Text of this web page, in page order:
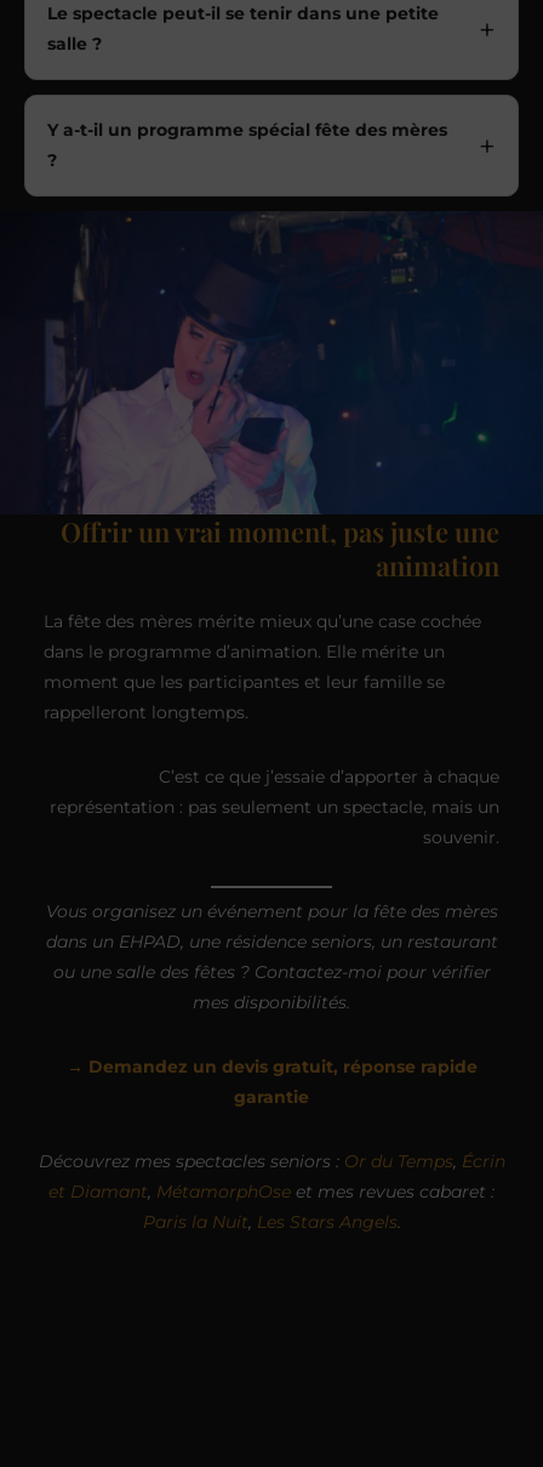
Le spectacle peut-il se tenir dans une petite
salle ?
Y a-t-il un programme spécial fête des mères
?
Offrir un vrai moment, pas juste une
animation
La fête des mères mérite mieux qu’une case cochée
dans le programme d’animation. Elle mérite un
moment que les participantes et leur famille se
rappelleront longtemps.
C’est ce que j’essaie d’apporter à chaque
représentation : pas seulement un spectacle, mais un
souvenir.
Vous organisez un événement pour la fête des mères
dans un EHPAD, une résidence seniors, un restaurant
ou une salle des fêtes ? Contactez-moi pour vérifier
mes disponibilités.
→ Demandez un devis gratuit, réponse rapide
garantie
Découvrez mes spectacles seniors : Or du Temps Écrin
et Diamant MétamorphOse et mes revues cabaret :
Paris la Nuit Les Stars Angels